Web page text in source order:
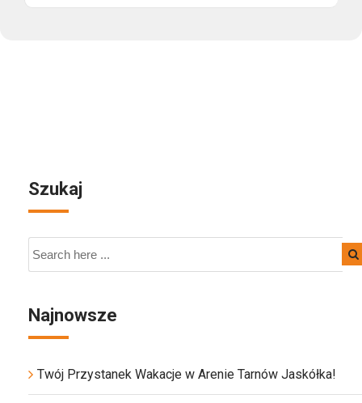
Szukaj
Najnowsze
Twój Przystanek Wakacje w Arenie Tarnów Jaskółka!